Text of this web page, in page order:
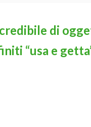
di
“usa e